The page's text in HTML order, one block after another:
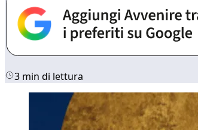
3 min di lettura